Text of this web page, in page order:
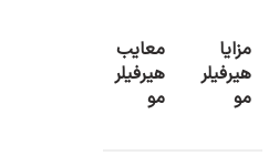
مزایا
هیرفیلر
مو
معایب
هیرفیلر
مو